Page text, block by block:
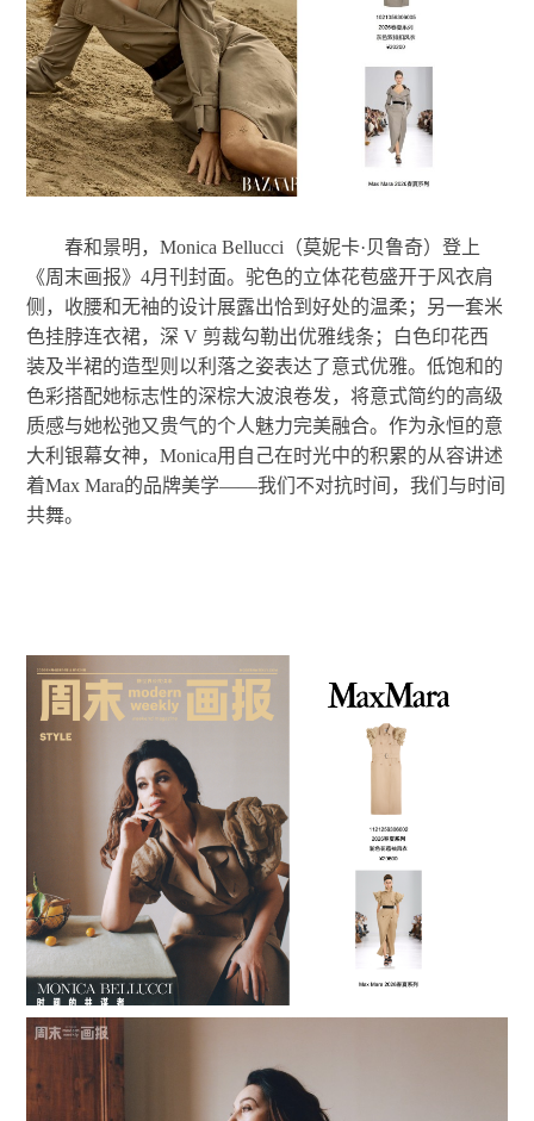
春和景明，Monica Bellucci（莫妮卡·贝鲁奇）登上
《周末画报》4月刊封面。驼色的立体花苞盛开于风衣肩
侧，收腰和无袖的设计展露出恰到好处的温柔；另一套米
色挂脖连衣裙，深 V 剪裁勾勒出优雅线条；白色印花西
装及半裙的造型则以利落之姿表达了意式优雅。低饱和的
色彩搭配她标志性的深棕大波浪卷发，将意式简约的高级
质感与她松弛又贵气的个人魅力完美融合。作为永恒的意
大利银幕女神，Monica用自己在时光中的积累的从容讲述
着Max Mara的品牌美学——我们不对抗时间，我们与时间
共舞。